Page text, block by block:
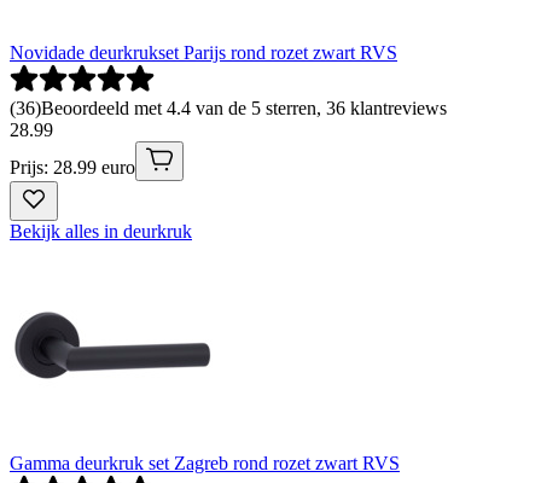
Novidade deurkrukset Parijs rond rozet zwart RVS
(36)Beoordeeld met 4.4 van de 5 sterren, 36 klantreviews
28.99
Prijs: 28.99 euro
Bekijk alles in deurkruk
Gamma deurkruk set Zagreb rond rozet zwart RVS